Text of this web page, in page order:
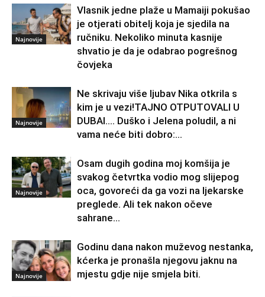
Najnovije
Vlasnik jedne plaže u Mamaiji pokušao
je otjerati obitelj koja je sjedila na
ručniku. Nekoliko minuta kasnije
shvatio je da je odabrao pogrešnog
čovjeka
Najnovije
Ne skrivaju više ljubav Nika otkrila s
kim je u vezi!TAJNO OTPUTOVALI U
DUBAI…. Duško i Jelena poludil, a ni
vama neće biti dobro:...
Najnovije
Osam dugih godina moj komšija je
svakog četvrtka vodio mog slijepog
oca, govoreći da ga vozi na ljekarske
preglede. Ali tek nakon očeve
sahrane...
Najnovije
Godinu dana nakon muževog nestanka,
kćerka je pronašla njegovu jaknu na
mjestu gdje nije smjela biti.